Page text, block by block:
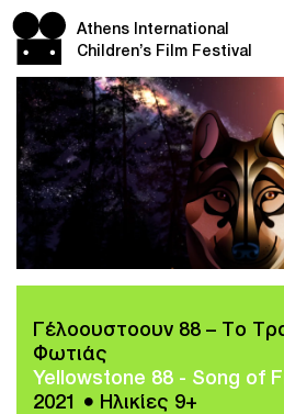
Athens International
Children’s Film Festival
Γέλοουστοουν 88 – Το
Φωτιάς
Yellowstone 88 - Song of
2021 ● Ηλικίες 9+